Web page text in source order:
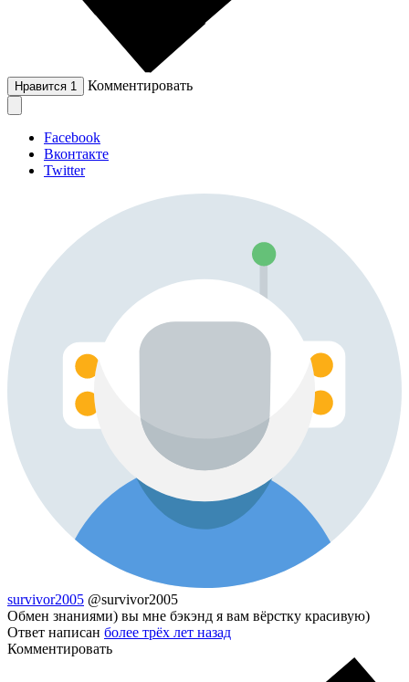
Нравится 1 Комментировать
Facebook
Вконтакте
Twitter
survivor2005 @survivor2005
Обмен знаниями) вы мне бэкэнд я вам вёрстку красивую)
Ответ написан более трёх лет назад
Комментировать